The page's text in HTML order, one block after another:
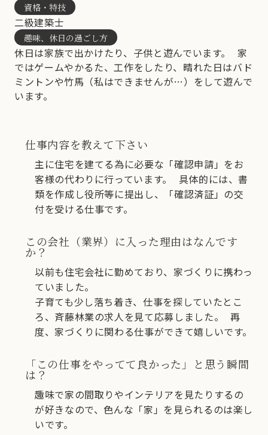
資格・特技
二級建築士
趣味、休日の過ごし方
休日は家族で出かけたり、子供と遊んでいます。 家
ではゲームやかるた、工作をしたり、晴れた日はバド
ミントンや竹馬（私はできませんが…）をして遊んで
います。
仕事内容を教えて下さい
主に住宅を建てる為に必要な「確認申請」をお
客様の代わりに行っています。 具体的には、書
類を作成し役所等に提出し、「確認済証」の交
付を受ける仕事です。
この会社（業界）に入った理由はなんです
か？
以前も住宅会社に勤めており、家づくりに携わっ
ていました。
子育ても少し落ち着き、仕事を探していたとこ
ろ、斉藤林業の求人を見て応募しました。 再
度、家づくりに関わる仕事ができて嬉しいです。
「この仕事をやってて良かった」と思う瞬間
は？
趣味で家の間取りやインテリアを見たりするの
が好きなので、色んな「家」を見られるのは楽し
いです。